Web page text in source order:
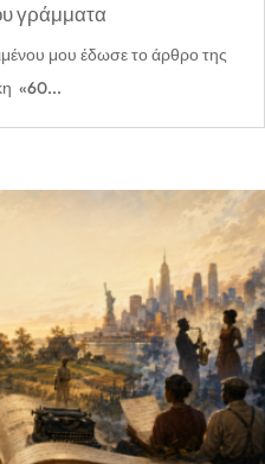
γράμματα
μου έδωσε το άρθρο της
«60...